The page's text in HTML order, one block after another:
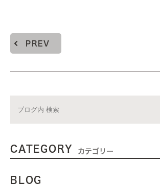
PREV
CATEGORY カテゴリー
BLOG